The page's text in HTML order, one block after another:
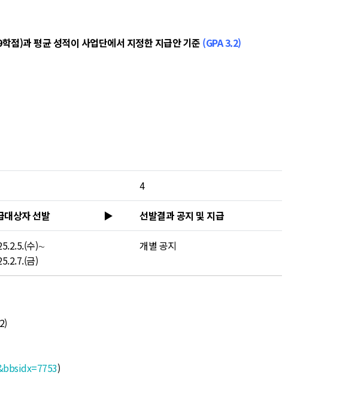
점)과 평균 성적이 사업단에서 지정한 지급안 기준 (GPA 3.2)
4
대상자 선발 ▶ 선발결과 공지 및 지급
수)∼
금)
개별 공지
)